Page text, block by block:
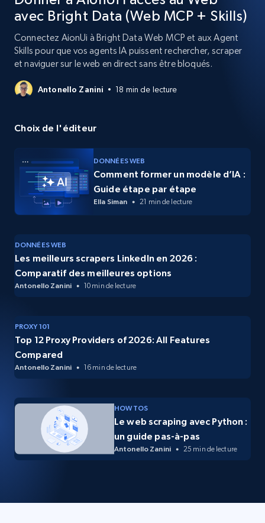
avec Bright Data (Web MCP + Skills)
Connectez AionUi à Bright Data Web MCP et aux Agent
Skills pour que vos agents IA puissent rechercher, scraper
et naviguer sur le web en direct sans être bloqués.
Antonello Zanini 18 min de lecture
Choix de l'éditeur
DONNÉES WEB
Comment former un modèle d’IA :
Guide étape par étape
Ella Siman 21 min de lecture
DONNÉES WEB
Les meilleurs scrapers LinkedIn en 2026 :
Comparatif des meilleures options
Antonello Zanini 10 min de lecture
PROXY 101
Top 12 Proxy Providers of 2026: All Features
Compared
Antonello Zanini 16 min de lecture
HOW TOS
Le web scraping avec Python :
un guide pas-à-pas
Antonello Zanini 25 min de lecture